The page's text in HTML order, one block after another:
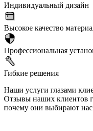
Индивидуальный дизайн
Высокое качество
Профессиональная
Гибкие решения
Наши услуги глазами
Отзывы наших клиентов
почему они выбирают нас